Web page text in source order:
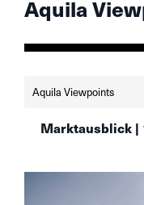
Aquila
Aquila Viewpoints
Marktausblick |